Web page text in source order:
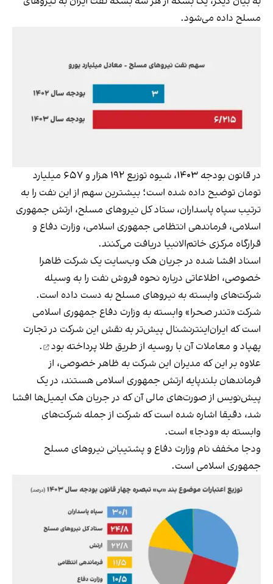
مسلح داده می‌شود.
در قانون بودجه ۱۴۰۳،‌ شیوه توزیع ۱۹۲ هزار و ۶۵۷ میلیارد
تومان توضیح داده شده است؛ بیشترین سهم از این نفت را به
ترتیب سپاه پاسداران، ستاد کل نیروهای مسلح، ارتش جمهوری
اسلامی، فرماندهی انتظامی جمهوری اسلامی، وزارت دفاع و
قرارگاه مرکزی خاتم‌الانبیا دریافت می‌کنند.
اسناد افشا شده در جریان هک وب‌سایت یک شرکت ظاهرا
خصوصی، اطلاعاتی درباره نحوه فروش نفت را به وسیله
شرکت‌های وابسته به نیروهای مسلح به دست داده است.
شرکت «تندر صحرا» وابسته به وزارت دفاع جمهوری اسلامی
است که ایران‌اینترنشنال پیش‌تر به نقش این شرکت در تجارت
پهپاد و معاملات آن با روسیه از طریق طلا پرداخته بود
.
علاوه بر این که مدیران این شرکت به ظاهر خصوصی، از
فرماندهان بلندپایه ارتش جمهوری اسلامی هستند، در یک
پیش‌نویس از صورت‌های مالی آن که در جریان هک ایمیل‌ها افشا
شد، دقیقا اشاره شده است که شرکت از جمله شرکت‌های
وابسته به «ودجا» است.
ودجا مخفف نام وزارت دفاع و پشتیبانی نیروهای مسلح
جمهوری اسلامی است.